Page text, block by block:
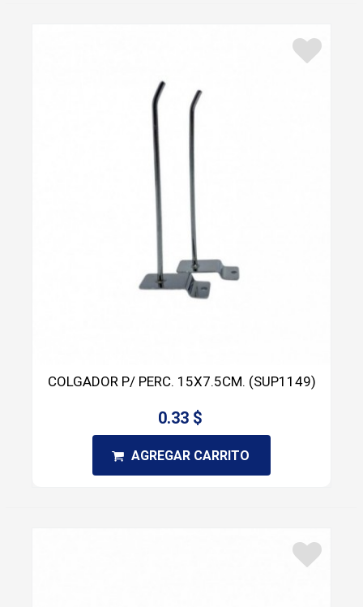
COLGADOR P/ PERC. 15X7.5CM. (SUP1149)
0.33 $
AGREGAR CARRITO